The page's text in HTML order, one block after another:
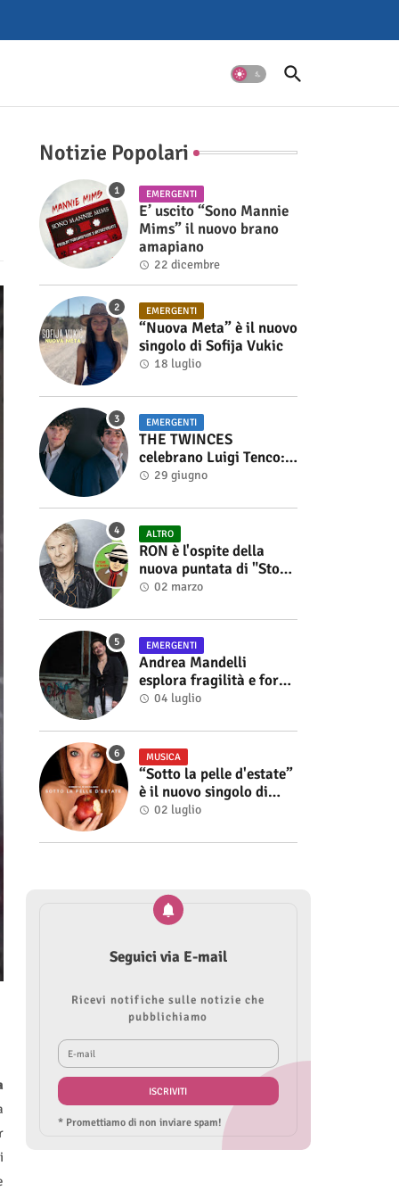
Notizie Popolari
EMERGENTI
E’ uscito “Sono Mannie
Mims” il nuovo brano
amapiano
22 dicembre
EMERGENTI
“Nuova Meta” è il nuovo
singolo di Sofija Vukic
18 luglio
EMERGENTI
THE TWINCES
celebrano Luigi Tenco:
fuori singolo e video di
29 giugno
ALTRO
RON è l'ospite della
nuova puntata di "Storie
di Musica", in onda sul
Alberto Salerno
02 marzo
EMERGENTI
Andrea Mandelli
esplora fragilità e forza
nel videoclip di “Sofia”
04 luglio
MUSICA
“Sotto la pelle d'estate”
è il nuovo singolo di
Roberta Modìgliani
02 luglio
Seguici via E-mail
Ricevi notifiche sulle notizie che
pubblichiamo
* Promettiamo di non inviare spam!